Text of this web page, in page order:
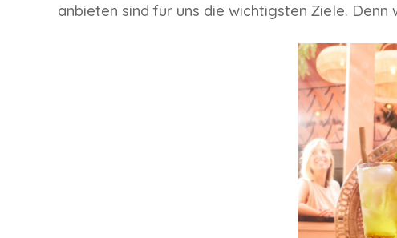
anbieten sind für uns die wichtigsten Ziele.